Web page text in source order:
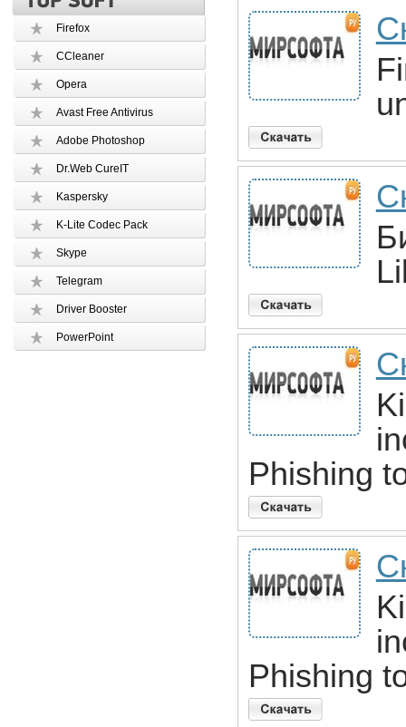
Firefox
CCleaner
Opera
Avast Free Antivirus
Adobe Photoshop
Dr.Web CureIT
Kaspersky
K-Lite Codec Pack
Skype
Telegram
Driver Booster
PowerPoint
Phishing
Phishing